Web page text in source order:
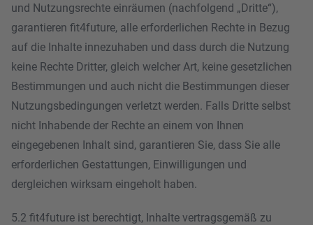
und Nutzungsrechte einräumen (nachfolgend „Dritte“),
garantieren fit4future, alle erforderlichen Rechte in Bezug
auf die Inhalte innezuhaben und dass durch die Nutzung
keine Rechte Dritter, gleich welcher Art, keine gesetzlichen
Bestimmungen und auch nicht die Bestimmungen dieser
Nutzungsbedingungen verletzt werden. Falls Dritte selbst
nicht Inhabende der Rechte an einem von Ihnen
eingegebenen Inhalt sind, garantieren Sie, dass Sie alle
erforderlichen Gestattungen, Einwilligungen und
dergleichen wirksam eingeholt haben.
5.2 fit4future ist berechtigt, Inhalte vertragsgemäß zu